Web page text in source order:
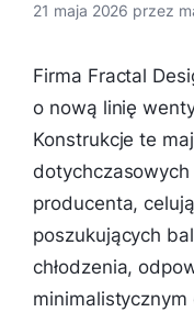
21 maja 2026 przez
Firma Fractal
o nową linię
Konstrukcje te
producenta,
poszukujących
chłodzenia,
minimalistycznym